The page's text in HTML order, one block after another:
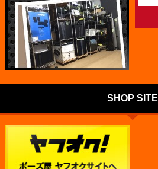
SHOP SITE